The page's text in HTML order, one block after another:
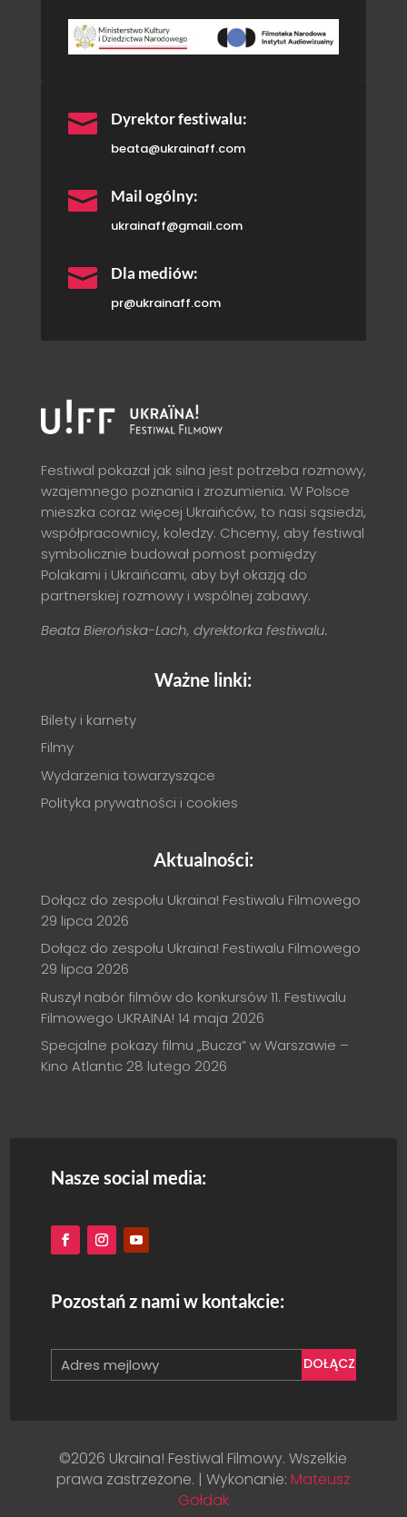
 Dyrektor festiwalu:
beata@ukrainaff.com
 Mail ogólny:
ukrainaff@gmail.com
 Dla mediów:
pr@ukrainaff.com
Festiwal pokazał jak silna jest potrzeba rozmowy,
wzajemnego poznania i zrozumienia. W Polsce
mieszka coraz więcej Ukraińców, to nasi sąsiedzi,
współpracownicy, koledzy. Chcemy, aby festiwal
symbolicznie budował pomost pomiędzy
Polakami i Ukraińcami, aby był okazją do
partnerskiej rozmowy i wspólnej zabawy.
Beata Bierońska-Lach, dyrektorka festiwalu.
Ważne linki:
Bilety i karnety
Filmy
Wydarzenia towarzyszące
Polityka prywatności i cookies
Aktualności:
Dołącz do zespołu Ukraina! Festiwalu Filmowego
29 lipca 2026
Dołącz do zespołu Ukraina! Festiwalu Filmowego
29 lipca 2026
Ruszył nabór filmów do konkursów 11. Festiwalu
Filmowego UKRAINA! 14 maja 2026
Specjalne pokazy filmu „Bucza” w Warszawie –
Kino Atlantic 28 lutego 2026
Nasze social media:
Pozostań z nami w kontakcie:
DOŁĄCZ
©2026 Ukraina! Festiwal Filmowy. Wszelkie
prawa zastrzeżone. | Wykonanie: Mateusz
Gołdak